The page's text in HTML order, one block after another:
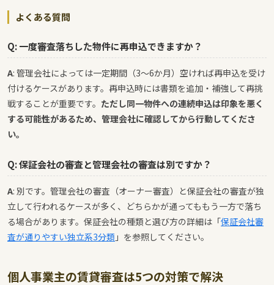
よくある質問
Q: 一度審査落ちした物件に再申込できますか？
A: 管理会社によっては一定期間（3〜6か月）空ければ再申込を受け
付けるケースがあります。再申込時には書類を追加・補強して再挑
戦することが重要です。 ただし同一物件への連続申込は印象を悪く
する可能性があるため、管理会社に確認してから行動してくださ
い。
Q: 保証会社の審査と管理会社の審査は別ですか？
A: 別です。管理会社の審査（オーナー審査）と保証会社の審査が独
立して行われるケースが多く、どちらかが通ってももう一方で落ち
る場合があります。保証会社の種類と選び方の詳細は「保証会社審
査が通りやすい独立系3分類 」を参照してください。
個人事業主の賃貸審査は5つの対策で解決